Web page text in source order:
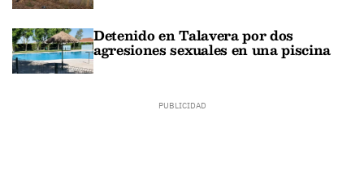
Detenido en Talavera por dos
agresiones sexuales en una piscina